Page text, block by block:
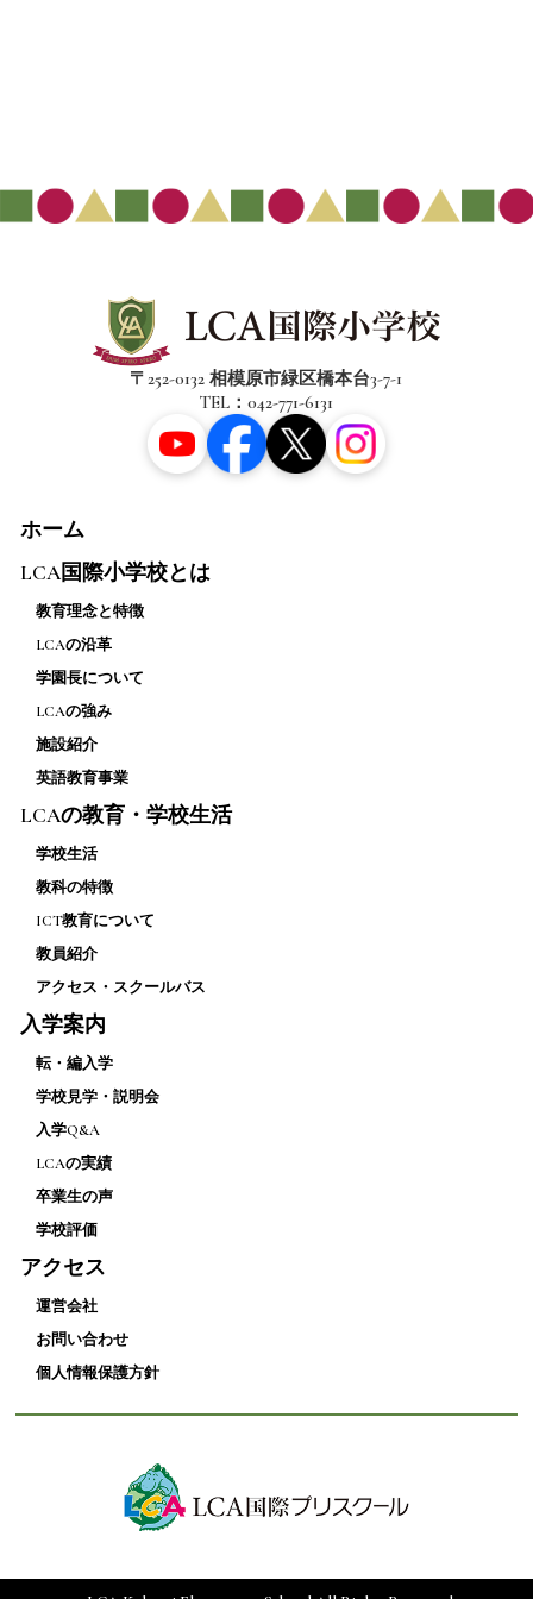
〒252-0132 相模原市緑区橋本台3-7-1
TEL：042-771-6131
ホーム
LCA国際小学校とは
教育理念と特徴
LCAの沿革
学園長について
LCAの強み
施設紹介
英語教育事業
LCAの教育・学校生活
学校生活
教科の特徴
ICT教育について
教員紹介
アクセス・スクールバス
入学案内
転・編入学
学校見学・説明会
入学Q&A
LCAの実績
卒業生の声
学校評価
アクセス
運営会社
お問い合わせ
個人情報保護方針